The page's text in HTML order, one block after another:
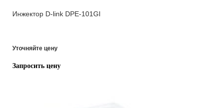
Инжектор D-link DPE-101GI
Уточняйте цену
Запросить цену